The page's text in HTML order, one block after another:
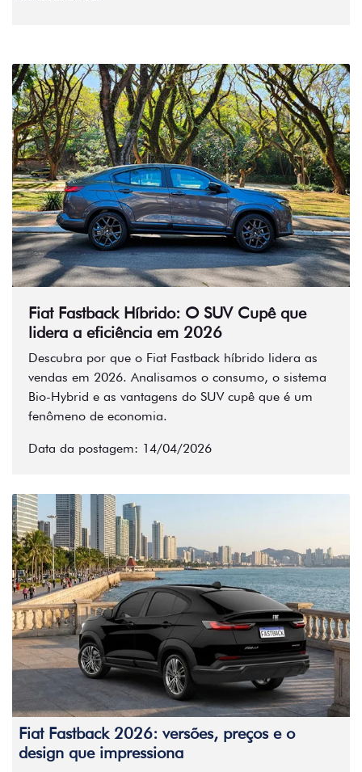
Fiat Fastback Híbrido: O SUV Cupê que
lidera a eficiência em 2026
Descubra por que o Fiat Fastback híbrido lidera as
vendas em 2026. Analisamos o consumo, o sistema
Bio-Hybrid e as vantagens do SUV cupê que é um
fenômeno de economia.
Data da postagem: 14/04/2026
Fiat Fastback 2026: versões, preços e o
design que impressiona